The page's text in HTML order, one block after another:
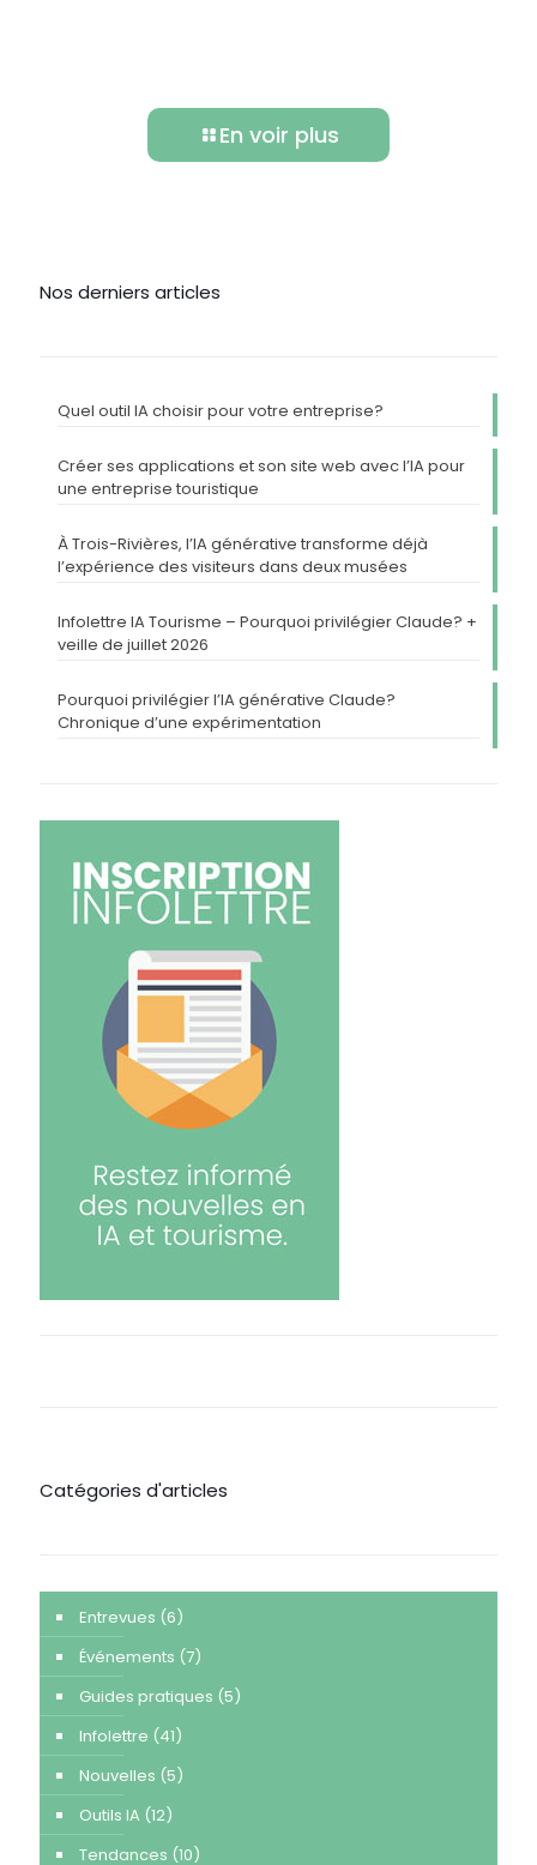
En voir plus
Nos derniers articles
Quel outil IA choisir pour votre entreprise?
Créer ses applications et son site web avec l’IA pour
une entreprise touristique
À Trois-Rivières, l’IA générative transforme déjà
l’expérience des visiteurs dans deux musées
Infolettre IA Tourisme – Pourquoi privilégier Claude? +
veille de juillet 2026
Pourquoi privilégier l’IA générative Claude?
Chronique d’une expérimentation
Catégories d'articles
Entrevues (6)
Événements (7)
Guides pratiques (5)
Infolettre (41)
Nouvelles (5)
Outils IA (12)
Tendances (10)